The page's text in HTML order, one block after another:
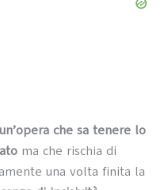
un’opera che sa tenere lo
ma che rischia di
una volta finita la